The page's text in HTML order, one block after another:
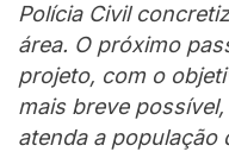
Polícia Civil
área. O próximo
projeto, com o
mais breve
atenda a população